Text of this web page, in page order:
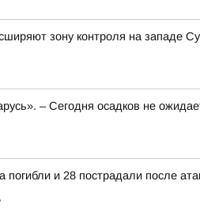
зону контроля на западе
– Сегодня осадков не
погибли и 28 пострадали после